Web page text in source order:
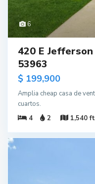
6
420 E
53963
$ 199,900
Amplia cheap casa de
cuartos.
4
2 1,540 ft